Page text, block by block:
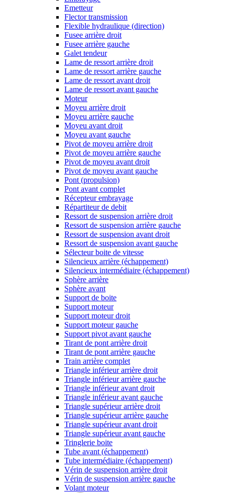
Emetteur
Flector transmission
Flexible hydraulique (direction)
Fusee arrière droit
Fusee arrière gauche
Galet tendeur
Lame de ressort arrière droit
Lame de ressort arrière gauche
Lame de ressort avant droit
Lame de ressort avant gauche
Moteur
Moyeu arrière droit
Moyeu arrière gauche
Moyeu avant droit
Moyeu avant gauche
Pivot de moyeu arrière droit
Pivot de moyeu arrière gauche
Pivot de moyeu avant droit
Pivot de moyeu avant gauche
Pont (propulsion)
Pont avant complet
Récepteur embrayage
Répartiteur de debit
Ressort de suspension arrière droit
Ressort de suspension arrière gauche
Ressort de suspension avant droit
Ressort de suspension avant gauche
Sélecteur boite de vitesse
Silencieux arrière (échappement)
Silencieux intermédiaire (échappement)
Sphère arrière
Sphère avant
Support de boite
Support moteur
Support moteur droit
Support moteur gauche
Support pivot avant gauche
Tirant de pont arrière droit
Tirant de pont arrière gauche
Train arrière complet
Triangle inférieur arrière droit
Triangle inférieur arrière gauche
Triangle inférieur avant droit
Triangle inférieur avant gauche
Triangle supérieur arrière droit
Triangle supérieur arrière gauche
Triangle supérieur avant droit
Triangle supérieur avant gauche
Tringlerie boite
Tube avant (échappement)
Tube intermédiaire (échappement)
Vérin de suspension arrière droit
Vérin de suspension arrière gauche
Volant moteur